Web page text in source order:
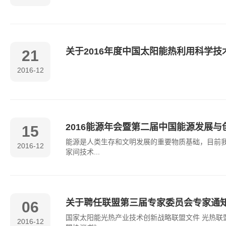
21
2016-12
关于2016年度中国太阳能热利用科学
15
2016-12
2016能源年会暨第二届中国能源发展与
能源是人类生存和文明发展的重要物质基础，目
家间技术...
06
2016-12
关于聘任联盟第三届专家委员会专家通
国家太阳能光热产业技术创新战略联盟文件 光热